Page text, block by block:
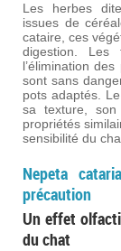
Les herbes
issues de
cataire, ces
digestion. Les
l’élimination
sont sans
pots adaptés.
sa texture,
propriétés
sensibilité du
Nepeta
précaution
Un effet
du chat